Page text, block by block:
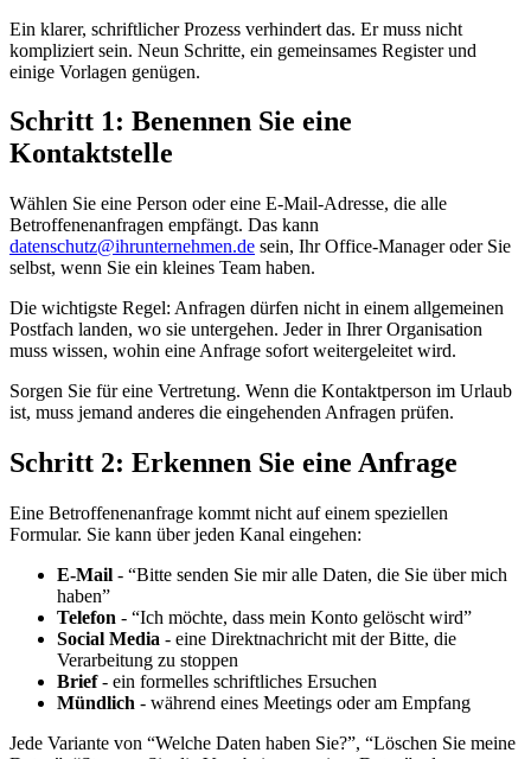
Ein klarer, schriftlicher Prozess verhindert das. Er muss nicht
kompliziert sein. Neun Schritte, ein gemeinsames Register und
einige Vorlagen genügen.
Schritt 1: Benennen Sie eine
Kontaktstelle
Wählen Sie eine Person oder eine E-Mail-Adresse, die alle
Betroffenenanfragen empfängt. Das kann
datenschutz@ihrunternehmen.de sein, Ihr Office-Manager oder Sie
selbst, wenn Sie ein kleines Team haben.
Die wichtigste Regel: Anfragen dürfen nicht in einem allgemeinen
Postfach landen, wo sie untergehen. Jeder in Ihrer Organisation
muss wissen, wohin eine Anfrage sofort weitergeleitet wird.
Sorgen Sie für eine Vertretung. Wenn die Kontaktperson im Urlaub
ist, muss jemand anderes die eingehenden Anfragen prüfen.
Schritt 2: Erkennen Sie eine Anfrage
Eine Betroffenenanfrage kommt nicht auf einem speziellen
Formular. Sie kann über jeden Kanal eingehen:
E-Mail - “Bitte senden Sie mir alle Daten, die Sie über mich
haben”
Telefon - “Ich möchte, dass mein Konto gelöscht wird”
Social Media - eine Direktnachricht mit der Bitte, die
Verarbeitung zu stoppen
Brief- ein formelles schriftliches Ersuchen
Mündlich - während eines Meetings oder am Empfang
Jede Variante von “Welche Daten haben Sie?”, “Löschen Sie meine